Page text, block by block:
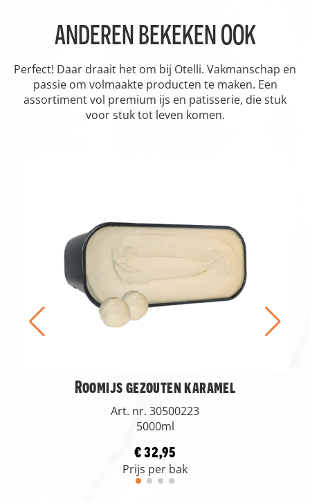
ANDEREN BEKEKEN OOK
Perfect! Daar draait het om bij Otelli. Vakmanschap en
passie om volmaakte producten te maken. Een
assortiment vol premium ijs en patisserie, die stuk
voor stuk tot leven komen.
Roomijs gezouten karamel
Art. nr. 30500223
5000ml
€ 32,95
Prijs per bak